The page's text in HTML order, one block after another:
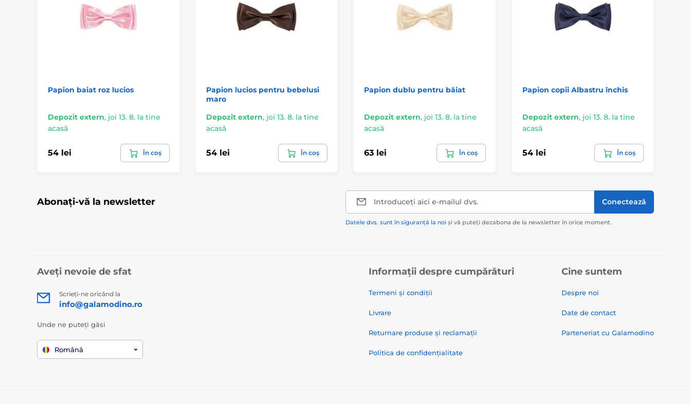
Papion baiat roz lucios
Depozit extern, joi 13. 8. la tine
acasă
54 lei În coș
Papion lucios pentru bebelusi
maro
Depozit extern, joi 13. 8. la tine
acasă
54 lei În coș
Papion dublu pentru băiat
Depozit extern, joi 13. 8. la tine
acasă
63 lei În coș
Papion copii Albastru închis
Depozit extern, joi 13. 8. la tine
acasă
54 lei În coș
Abonați-vă la newsletter Introduceți aici e-mailul dvs. Conectează
Datele dvs. sunt în siguranță la noi și vă puteți dezabona de la newsletter în orice moment.
Aveți nevoie de sfat
Scrieți-ne oricând la
info@galamodino.ro
Unde ne puteți găsi
Română
Informații despre cumpărături
Termeni și condiții
Livrare
Returnare produse și reclamații
Politica de confidențialitate
Cine suntem
Despre noi
Date de contact
Parteneriat cu Galamodino